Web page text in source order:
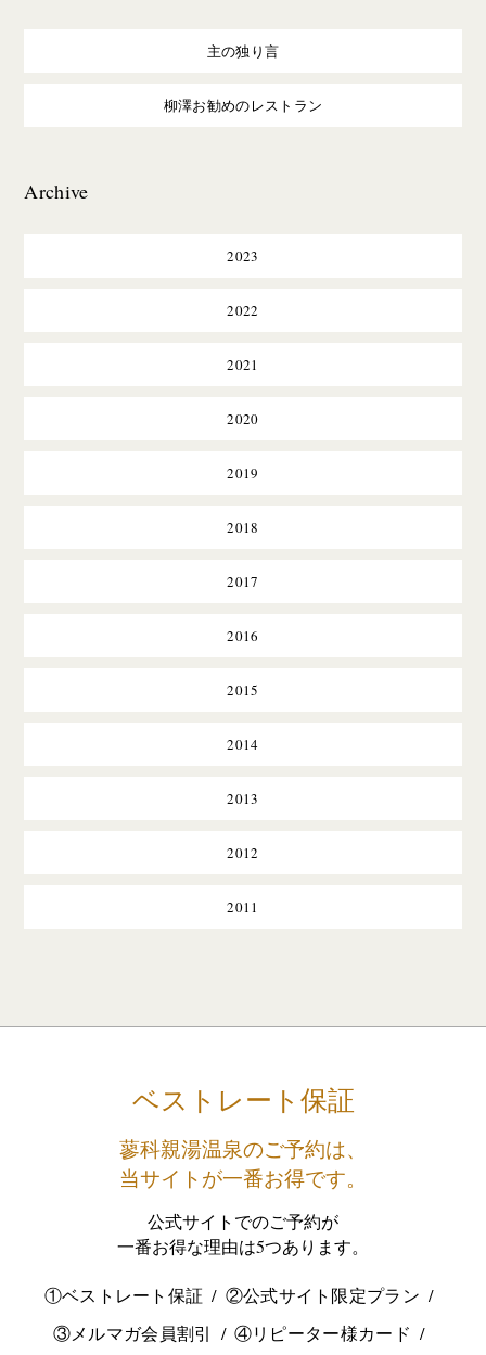
主の独り言
柳澤お勧めのレストラン
Archive
2023
2022
2021
2020
2019
2018
2017
2016
2015
2014
2013
2012
2011
ベストレート保証
蓼科親湯温泉のご予約は、
当サイトが一番お得です。
公式サイトでのご予約が
一番お得な理由は5つあります。
①ベストレート保証
②公式サイト限定プラン
③メルマガ会員割引
④リピーター様カード